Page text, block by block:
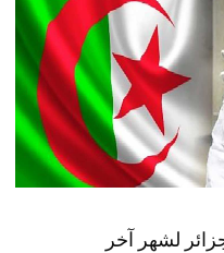
لشهر آخر